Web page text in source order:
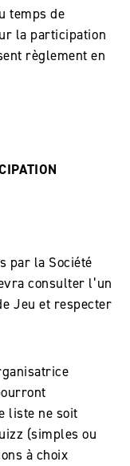
temps de
la participation
règlement en
par la Société
consulter l’un
Jeu et respecter
liste ne soit
(simples ou
à choix